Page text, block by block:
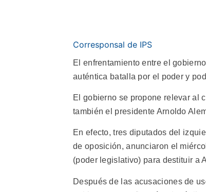
Corresponsal de IPS
El enfrentamiento entre el
auténtica batalla por el poder y
El gobierno se propone relevar al
también el presidente Arnoldo
En efecto, tres diputados del
de oposición, anunciaron el
(poder legislativo) para destituir a
Después de las acusaciones de